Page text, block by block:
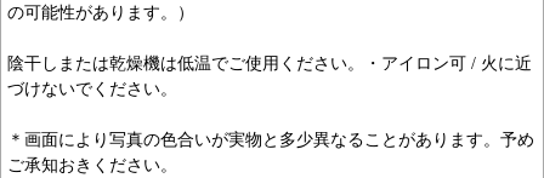
の可能性があります。）
陰干しまたは乾燥機は低温でご使用ください。・アイロン可 / 火に近
づけないでください。
＊画面により写真の色合いが実物と多少異なることがあります。予め
ご承知おきください。